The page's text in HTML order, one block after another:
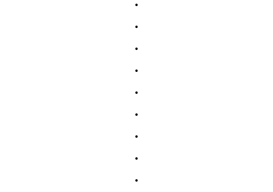
.
.
.
.
.
.
.
.